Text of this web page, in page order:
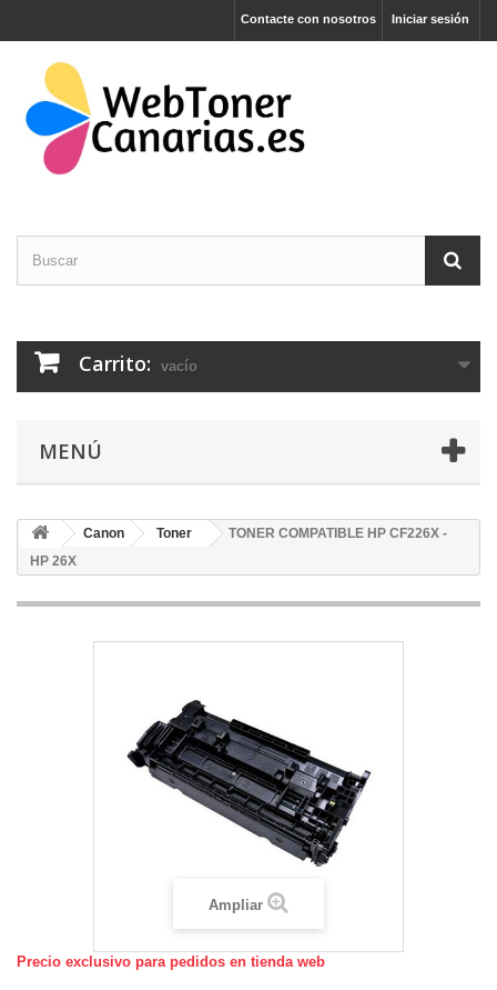
Iniciar sesión
Contacte con nosotros
Carrito: vacío
MENÚ
Canon Toner
TONER COMPATIBLE HP CF226X -
HP 26X
Ampliar
Precio exclusivo para pedidos en tienda web